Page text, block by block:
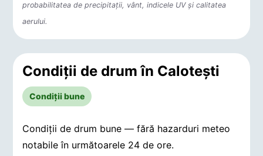
probabilitatea de precipitații, vânt, indicele UV și calitatea
aerului.
Condiții de drum în Caloteşti
Condiții bune
Condiții de drum bune — fără hazarduri meteo
notabile în următoarele 24 de ore.